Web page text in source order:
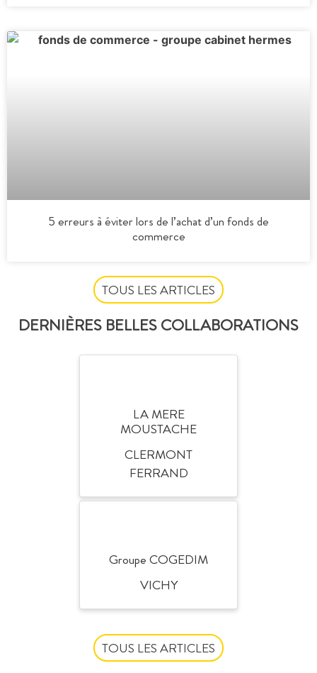
5 erreurs à éviter lors de l’achat d’un fonds de
commerce
TOUS LES ARTICLES
DERNIÈRES BELLES COLLABORATIONS
LA MERE
MOUSTACHE
CLERMONT
FERRAND
Groupe COGEDIM
VICHY
TOUS LES ARTICLES